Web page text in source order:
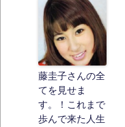
藤圭子さんの全
てを見せま
す。！これまで
歩んで来た人生